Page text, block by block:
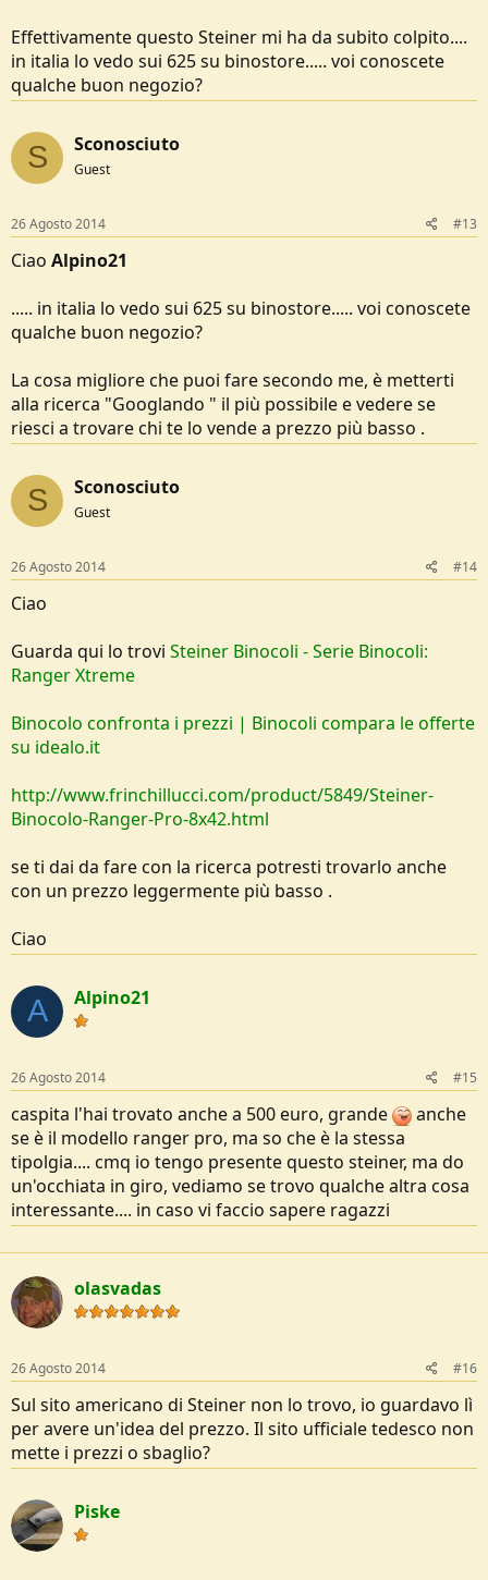
Effettivamente questo Steiner mi ha da subito colpito....
in italia lo vedo sui 625 su binostore..... voi conoscete
qualche buon negozio?
S Sconosciuto
Guest
26 Agosto 2014 #13
Ciao Alpino21
..... in italia lo vedo sui 625 su binostore..... voi conoscete
qualche buon negozio?
La cosa migliore che puoi fare secondo me, è metterti
alla ricerca "Googlando " il più possibile e vedere se
riesci a trovare chi te lo vende a prezzo più basso .
S Sconosciuto
Guest
26 Agosto 2014 #14
Ciao
Guarda qui lo trovi Steiner Binocoli - Serie Binocoli:
Ranger Xtreme
Binocolo confronta i prezzi | Binocoli compara le offerte
su idealo.it
http://www.frinchillucci.com/product/5849/Steiner-
Binocolo-Ranger-Pro-8x42.html
se ti dai da fare con la ricerca potresti trovarlo anche
con un prezzo leggermente più basso .
Ciao
A Alpino21
26 Agosto 2014 #15
caspita l'hai trovato anche a 500 euro, grande
anche
se è il modello ranger pro, ma so che è la stessa
tipolgia.... cmq io tengo presente questo steiner, ma do
un'occhiata in giro, vediamo se trovo qualche altra cosa
interessante.... in caso vi faccio sapere ragazzi
olasvadas
26 Agosto 2014 #16
Sul sito americano di Steiner non lo trovo, io guardavo lì
per avere un'idea del prezzo. Il sito ufficiale tedesco non
mette i prezzi o sbaglio?
Piske